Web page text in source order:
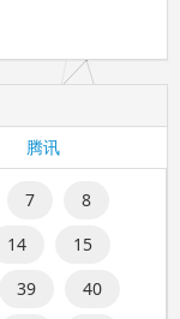
腾讯
7
8
14
15
39
40